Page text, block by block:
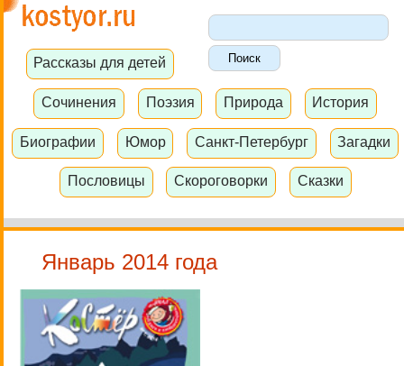
Рассказы для детей
Сочинения Поэзия Природа История
Биографии Юмор Санкт-Петербург Загадки
Пословицы Скороговорки Сказки
Январь 2014 года